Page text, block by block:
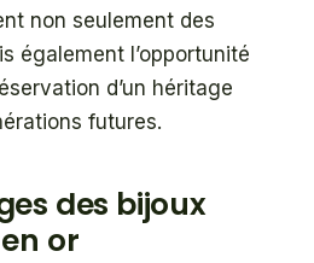
non seulement des
également l’opportunité
d’un héritage
futures.
des bijoux
or